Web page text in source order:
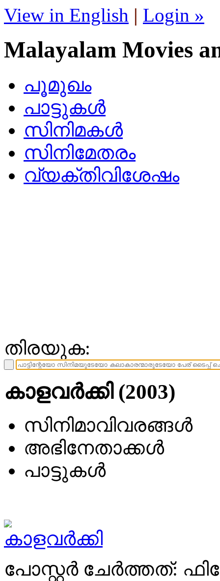
View in English | Login »
Malayalam Movies
പൂമുഖം
പാട്ടുകള്‍
സിനിമകള്‍
സിനിമേതരം
വ്യക്തിവിശേഷം
തിരയുക:
കാളവര്‍ക്കി (2003)
സിനിമാവിവരങ്ങള്‍
അഭിനേതാക്കള്‍
പാട്ടുകള്‍
പോസ്റ്റര്‍ ചേര്‍ത്തത്: